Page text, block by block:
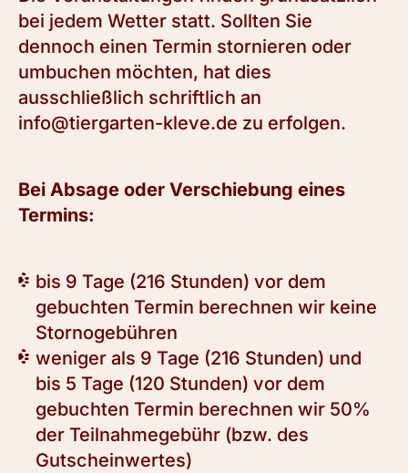
bei jedem Wetter statt. Sollten Sie
dennoch einen Termin stornieren oder
umbuchen möchten, hat dies
ausschließlich schriftlich an
info@tiergarten-kleve.de zu erfolgen.
Bei Absage oder Verschiebung eines
Termins:
bis 9 Tage (216 Stunden) vor dem
gebuchten Termin berechnen wir keine
Stornogebühren
weniger als 9 Tage (216 Stunden) und
bis 5 Tage (120 Stunden) vor dem
gebuchten Termin berechnen wir 50%
der Teilnahmegebühr (bzw. des
Gutscheinwertes)